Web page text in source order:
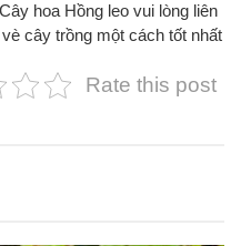
hoa Hồng leo vui lòng liên
cây trồng một cách tốt nhất
Rate this post